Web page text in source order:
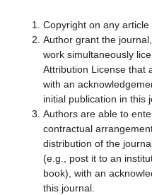
Copyright on any
Author grant the
work simultaneously
Attribution License that
with an
initial publication in this
Authors are able to
contractual
distribution of the
(e.g., post it to an
book), with an
this journal.